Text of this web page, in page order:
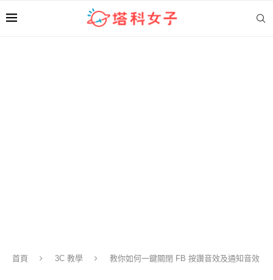
首頁 3C 教學 教你如何一鍵關閉 FB 按讚音效及通知音效